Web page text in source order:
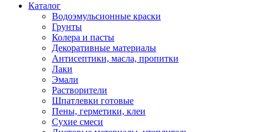
Каталог
Водоэмульсионные краски
Грунты
Колера и пасты
Декоративные материалы
Антисептики, масла, пропитки
Лаки
Эмали
Растворители
Шпатлевки готовые
Пены, герметики, клеи
Сухие смеси